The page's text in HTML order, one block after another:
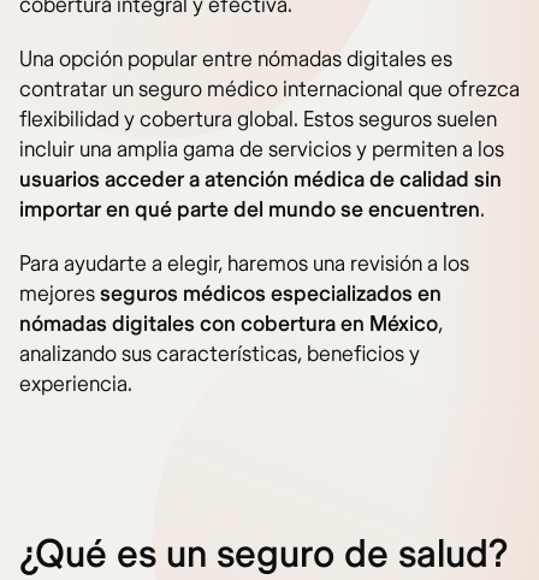
Una opción popular entre nómadas digitales es
contratar un seguro médico internacional que ofrezca
flexibilidad y cobertura global. Estos seguros suelen
incluir una amplia gama de servicios y permiten a los
usuarios acceder a atención médica de calidad sin
importar en qué parte del mundo se encuentren.
Para ayudarte a elegir, haremos una revisión a los
mejoresseguros médicos especializados en
nómadas digitales con cobertura en México,
analizando sus características, beneficios y
experiencia.
¿Qué es un seguro de salud?